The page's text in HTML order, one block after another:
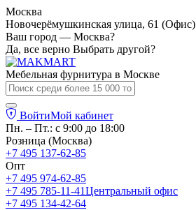
Москва
Новочерёмушкинская улица, 61 (Офис)
Ваш город — Москва?
Да, все верно Выбрать другой?
Мебельная фурнитура в Москве
ВойтиМой кабинет
Пн. – Пт.: с 9:00 до 18:00
Розница (Москва)
+7 495 137-62-85
Опт
+7 495 974-62-85
+7 495 785-11-41Центральный офис
+7 495 134-42-64